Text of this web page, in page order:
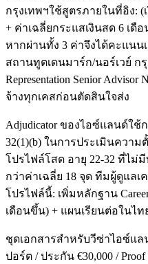
กรุงเทพฯใช้สูตรภายในที่อิง: (
+ ค่าเฉลี่ยกระแสเงินสด 6 เ
หากผ่านทั้ง 3 ค่าจึงได้คะแนน
สถานทูตเดนมาร์ก/นอร์เวย์ ก
Representation Senior
จ้างทุกเคสก่อนตัดสินใจส่ง
Adjudicator ของไอซ์แลนด์ใช้ก
32(1)(b) ในการประเมินควา
โปรไฟล์โสด อายุ 22-32 ที่ไม่มี
กว่าค่าเฉลี่ย 18 จุด ทีมผู้ดูแลเ
โปรไฟล์นี้: เพิ่มหลักฐาน
เดือนขึ้น) + แผนเรียนต่อในไท
ชุดเอกสารสำหรับวีซ่าไอซ์แล
ปอร์ต / ประกัน €30,000 /